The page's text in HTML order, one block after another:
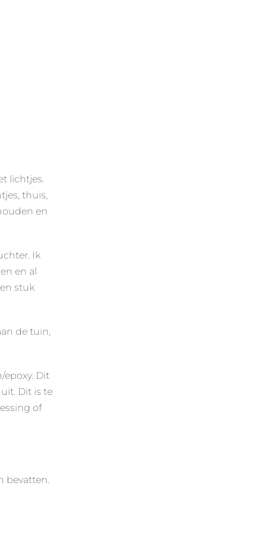
lichtjes.
thuis,
en
Ik
en al
stuk
de tuin,
epoxy. Dit
Dit is te
of
bevatten.